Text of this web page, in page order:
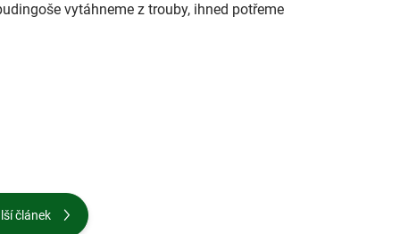
vytáhneme z trouby, ihned potřeme
článek